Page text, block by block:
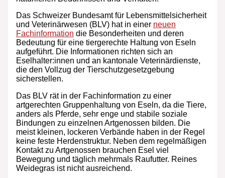
Das Schweizer Bundesamt für Lebensmittelsicherheit
und Veterinärwesen (BLV) hat in einer neuen
Fachinformation die Besonderheiten und deren
Bedeutung für eine tiergerechte Haltung von Eseln
aufgeführt. Die Informationen richten sich an
Eselhalter:innen und an kantonale Veterinärdienste,
die den Vollzug der Tierschutzgesetzgebung
sicherstellen.
Das BLV rät in der Fachinformation zu einer
artgerechten Gruppenhaltung von Eseln, da die Tiere,
anders als Pferde, sehr enge und stabile soziale
Bindungen zu einzelnen Artgenossen bilden. Die
meist kleinen, lockeren Verbände haben in der Regel
keine feste Herdenstruktur. Neben dem regelmäßigen
Kontakt zu Artgenossen brauchen Esel viel
Bewegung und täglich mehrmals Raufutter. Reines
Weidegras ist nicht ausreichend.